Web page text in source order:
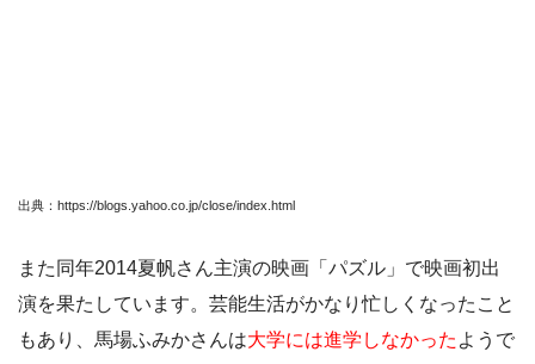
出典：https://blogs.yahoo.co.jp/close/index.html
また同年2014夏帆さん主演の映画「パズル」で映画初出
演を果たしています。芸能生活がかなり忙しくなったこと
もあり、馬場ふみかさんは大学には進学しなかった ようで